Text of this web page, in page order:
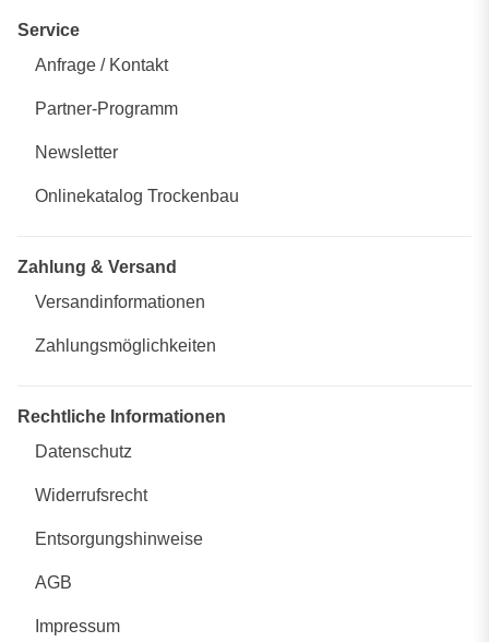
Service
Anfrage / Kontakt
Partner-Programm
Newsletter
Onlinekatalog Trockenbau
Zahlung & Versand
Versandinformationen
Zahlungsmöglichkeiten
Rechtliche Informationen
Datenschutz
Widerrufsrecht
Entsorgungshinweise
AGB
Impressum